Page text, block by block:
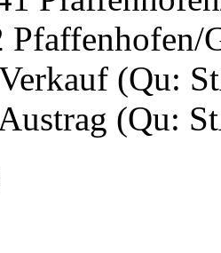
Pfaffenhofen/
(Qu:
(Qu: